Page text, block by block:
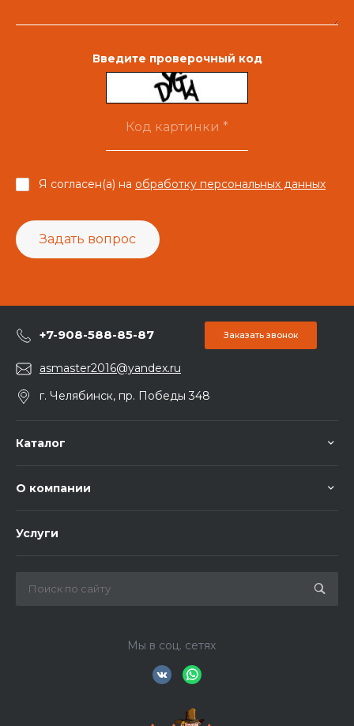
Введите проверочный код
Задать вопрос
Я согласен(а) на обработку персональных данных
+7-908-588-85-87 Заказать звонок
asmaster2016@yandex.ru
г. Челябинск, пр. Победы 348
Каталог
О компании
Услуги
Мы в соц. сетях